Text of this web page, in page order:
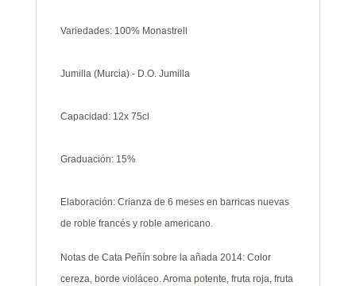
Variedades: 100% Monastrell
Jumilla (Murcia) - D.O. Jumilla
Capacidad: 12x 75cl
Graduación: 15%
Elaboración: Crianza de 6 meses en barricas nuevas
de roble francés y roble americano.
Notas de Cata Peñín sobre la añada 2014: Color
cereza, borde violáceo. Aroma potente, fruta roja, fruta